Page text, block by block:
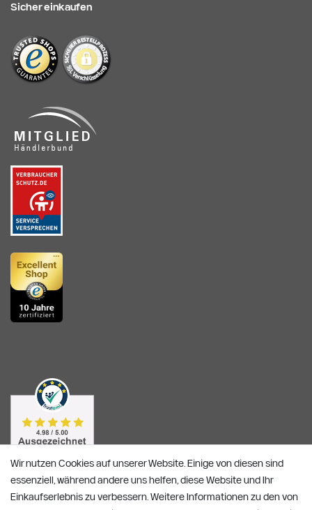
Sicher einkaufen
Wir nutzen Cookies auf unserer Website. Einige von diesen sind
essenziell, während andere uns helfen, diese Website und Ihr
Einkaufserlebnis zu verbessern. Weitere Informationen zu den von